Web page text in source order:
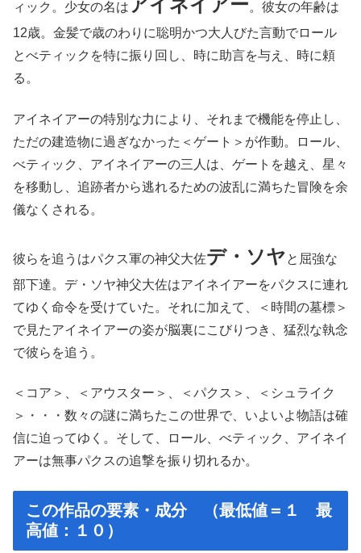
ィック。少女の名はアイネイアー。彼女の年齢は
12歳。金髪で歳のわりに聡明かつ大人びた言動でロール
とべティックを特に振り回し、時に助言を与え、時に頼
る。
アイネイアーの特別な力により、それまで機能を停止し、
ただの建造物に過ぎなかった＜ゲート＞が作動。ロール、
べティック、アイネイアーの三人は、ゲートを越え、星々
を移動し、追跡者から逃れるための波乱に満ちた冒険を余
儀なくされる。
彼らを追うはパクス軍の神父大佐デ・ソヤと屈強な
部下達。デ・ソヤ神父大佐はアイネイアーをパクスに連れ
てゆく命令を受けていた。それに加えて、＜時間の墓標＞
で見たアイネイアーの姿が脳裏にこびりつき、猛烈な執念
で彼らを追う。
＜コア＞、＜アウスター＞、＜パクス＞、＜シュライク
＞・・・数々の謎に満ちたこの世界で、いよいよ物語は確
信に迫ってゆく。そして、ロール、べティック、アイネイ
アーは無事パクスの追撃を振り切れるか。
この作品の要素・成分 （最低値＝１ 最
高値：１０）